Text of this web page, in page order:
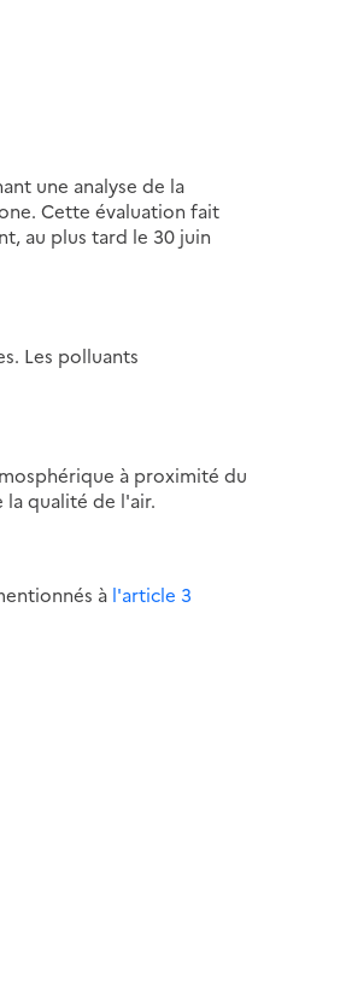
une analyse de la
Cette évaluation fait
au plus tard le 30 juin
Les polluants
à proximité du
qualité de l'air.
à l'article 3